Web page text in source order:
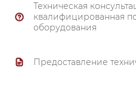
Техническая
квалифицированная
оборудования
Предоставление